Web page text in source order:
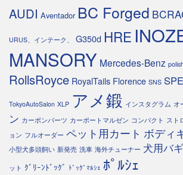
AUDI Aventador BC Forged
URUS、インテーク、 G350d HRE
MANSORY Mercedes-Benz
RollsRoyce RoyalTails Florence SNS
TokyoAutoSalon XLP アメ鍛 インスタグラム オ
ン カーボンパーツ カーポートマルゼン コンパクト スト
ョン フルオーダー ペット用カート ボディ
小型犬多頭飼い 新発売 洗車 海外チューナー 犬用バ
ット ｸﾞﾘｰﾝﾄﾞｯｸﾞ ﾄﾞｯｸﾞﾏﾙｼｪ ﾎﾟﾙｼｪ